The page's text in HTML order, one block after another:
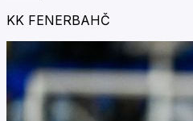
KK FENERBAHČ